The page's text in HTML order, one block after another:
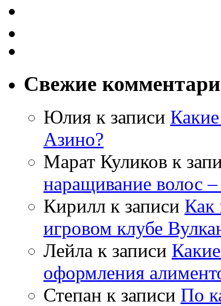
Свежие
Юлия к записи
Азино?
Марат Куликов к
наращивание волос
Кирилл к записи Как
игровом клубе
Лейла к записи
оформления
Степан к записи По